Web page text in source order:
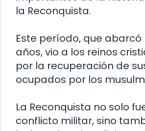
la Reconquista.
Este período, que abarcó
años, vio a los reinos
por la recuperación de
ocupados por los
La Reconquista no solo
conflicto militar, sino